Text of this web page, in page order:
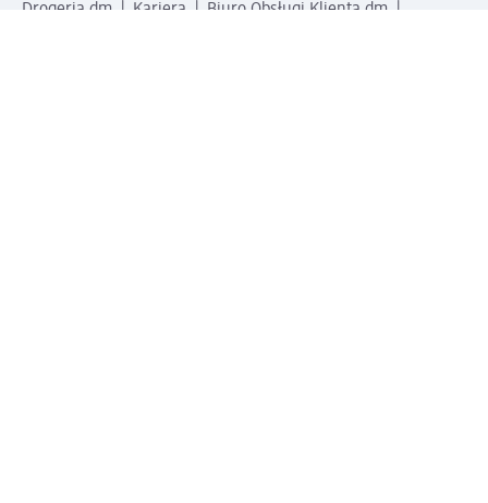
Drogeria dm Kariera
Biuro Obsługi Klienta dm